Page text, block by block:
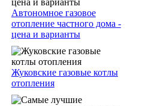
Автономное газовое
отопление частного дома -
цена и варианты
Жуковские газовые котлы
отопления